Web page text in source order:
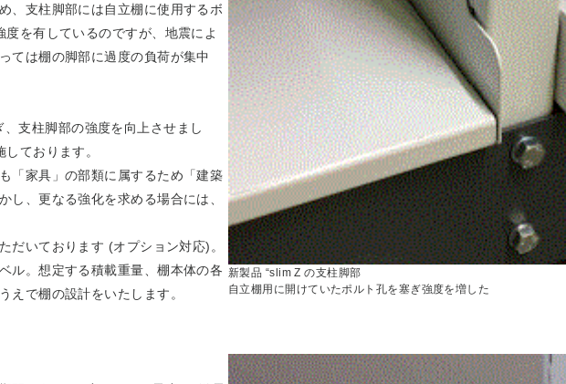
、支柱脚部には自立棚に使用するボ
を有しているのですが、地震によ
ては棚の脚部に過度の負荷が集中
支柱脚部の強度を向上させまし
ております。
「家具」の部類に属するため「建築
し、更なる強化を求める場合には、
だいております (オプション対応)。
ル。想定する積載重量、棚本体の各
えで棚の設計をいたします。
新製品 “slim Z の支柱脚部
自立棚用に開けていたポルト孔を塞ぎ強度を増した